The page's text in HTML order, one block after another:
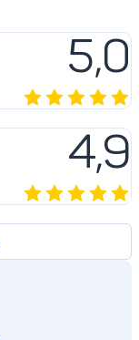
5,0
4,9